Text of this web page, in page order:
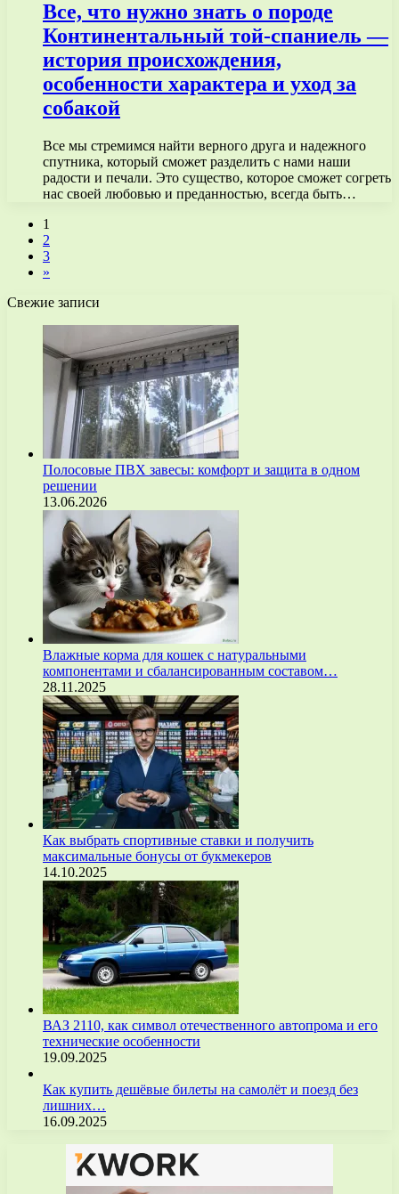
Все, что нужно знать о породе
Континентальный той-спаниель —
история происхождения,
особенности характера и уход за
собакой
Все мы стремимся найти верного друга и надежного
спутника, который сможет разделить с нами наши
радости и печали. Это существо, которое сможет согреть
нас своей любовью и преданностью, всегда быть…
1
2
3
»
Свежие записи
Полосовые ПВХ завесы: комфорт и защита в одном
решении
13.06.2026
Влажные корма для кошек с натуральными
компонентами и сбалансированным составом…
28.11.2025
Как выбрать спортивные ставки и получить
максимальные бонусы от букмекеров
14.10.2025
ВАЗ 2110, как символ отечественного автопрома и его
технические особенности
19.09.2025
Как купить дешёвые билеты на самолёт и поезд без
лишних…
16.09.2025